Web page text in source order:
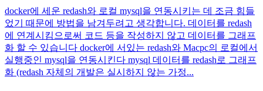
docker에 세운 redash와 로컬 mysql을 연동시키는 데 조금 힘들
었기 때문에 방법을 남겨두려고 생각합니다. 데이터를 redash
에 연계시킴으로써 코드 등을 작성하지 않고 데이터를 그래프
화 할 수 있습니다 docker에 서있는 redash와 Macpc의 로컬에서
실행중인 mysql을 연동시킨다 mysql 데이터를 redash로 그래프
화 (redash 자체의 개발은 실시하지 않는 가정...